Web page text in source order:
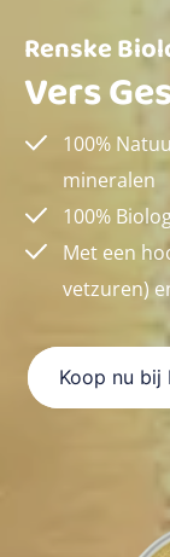
Renske
Vers
100%
mineralen
100%
Met een
vetzuren)
Koop nu bij